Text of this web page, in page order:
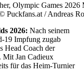
Olympic Games 2026
/ Andreas
2026: Nach seinem
19 Impfung zugab
Head Coach der
Mit Jan Cadieux
für das Heim-Turnier